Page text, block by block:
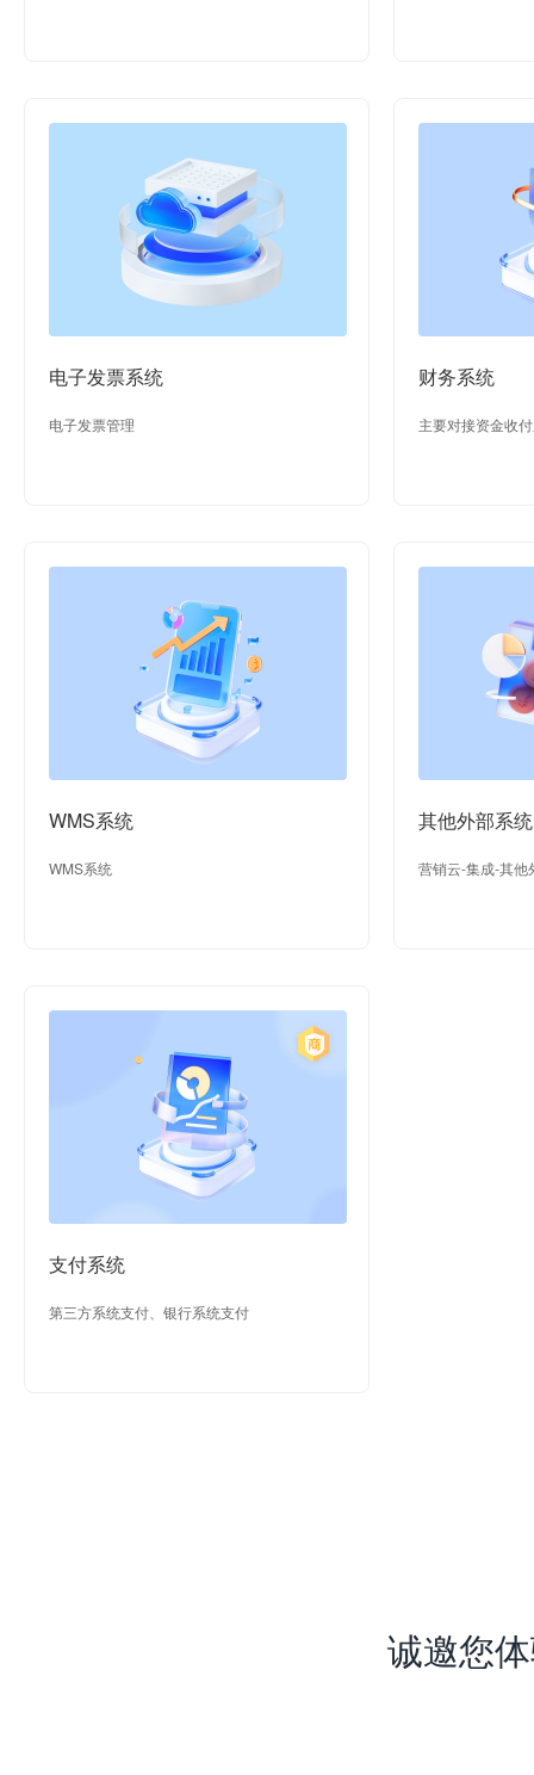
电子发票系统
电子发票管理
财务系统
主要对接资金收
WMS系统
WMS系统
其他外部系统
营销云-集成-其他
支付系统
第三方系统支付、银行系统支付
诚邀您